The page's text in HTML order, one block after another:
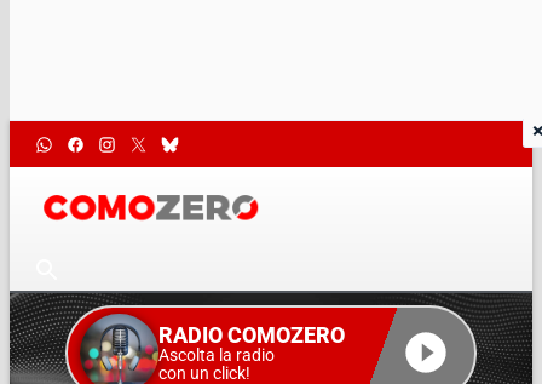
RADIO COMOZERO
Ascolta la radio
con un click!